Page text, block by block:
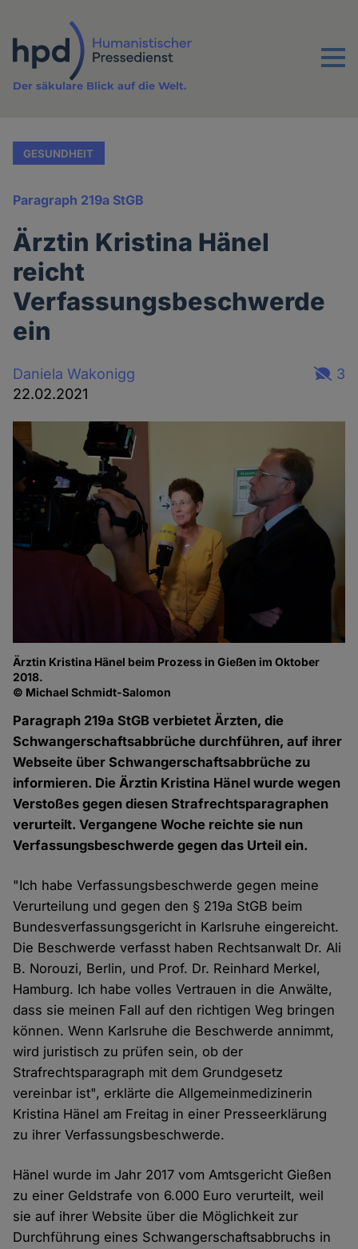
Inhalt
Menu
Der säkulare Blick auf die Welt.
GESUNDHEIT
Paragraph 219a StGB
Ärztin Kristina Hänel
reicht
Verfassungsbeschwerde
ein
Daniela Wakonigg
22.02.2021
3
Ärztin Kristina Hänel beim Prozess in Gießen im Oktober
2018.
© Michael Schmidt-Salomon
Paragraph 219a StGB verbietet Ärzten, die
Schwangerschaftsabbrüche durchführen, auf ihrer
Webseite über Schwangerschaftsabbrüche zu
informieren. Die Ärztin Kristina Hänel wurde wegen
Verstoßes gegen diesen Strafrechtsparagraphen
verurteilt. Vergangene Woche reichte sie nun
Verfassungsbeschwerde gegen das Urteil ein.
"Ich habe Verfassungsbeschwerde gegen meine
Verurteilung und gegen den § 219a StGB beim
Bundesverfassungsgericht in Karlsruhe eingereicht.
Die Beschwerde verfasst haben Rechtsanwalt Dr. Ali
B. Norouzi, Berlin, und Prof. Dr. Reinhard Merkel,
Hamburg. Ich habe volles Vertrauen in die Anwälte,
dass sie meinen Fall auf den richtigen Weg bringen
können. Wenn Karlsruhe die Beschwerde annimmt,
wird juristisch zu prüfen sein, ob der
Strafrechtsparagraph mit dem Grundgesetz
vereinbar ist", erklärte die Allgemeinmedizinerin
Kristina Hänel am Freitag in einer Presseerklärung
zu ihrer Verfassungsbeschwerde.
Hänel wurde im Jahr 2017 vom Amtsgericht Gießen
zu einer Geldstrafe von 6.000 Euro verurteilt, weil
sie auf ihrer Website über die Möglichkeit zur
Durchführung eines Schwangerschaftsabbruchs in